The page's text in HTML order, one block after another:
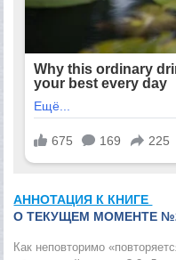
АННОТАЦИЯ К КНИГЕ
О ТЕКУЩЕМ МОМЕНТЕ
Как неповторимо